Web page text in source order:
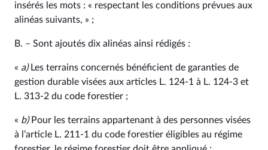
insérés les mots : « respectant les conditions prévues aux
alinéas suivants, » ;
B. – Sont ajoutés dix alinéas ainsi rédigés :
« a)Les terrains concernés bénéficient de garanties de
gestion durable visées aux articles L. 124-1 à L. 124-3 et
L. 313-2 du code forestier ;
« b)Pour les terrains appartenant à des personnes visées
à l’article L. 211-1 du code forestier éligibles au régime